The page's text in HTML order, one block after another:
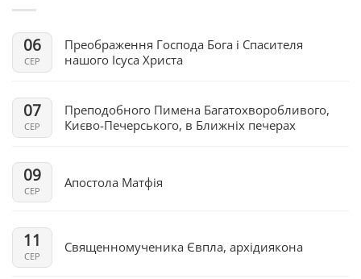
06
СЕР
Преображення Господа Бога і Спасителя
нашого Ісуса Христа
07
СЕР
Преподобного Пимена Багатохворобливого,
Києво-Печерського, в Ближніх печерах
09
СЕР
Апостола Матфія
11
СЕР
Священномученика Євпла, архідиякона